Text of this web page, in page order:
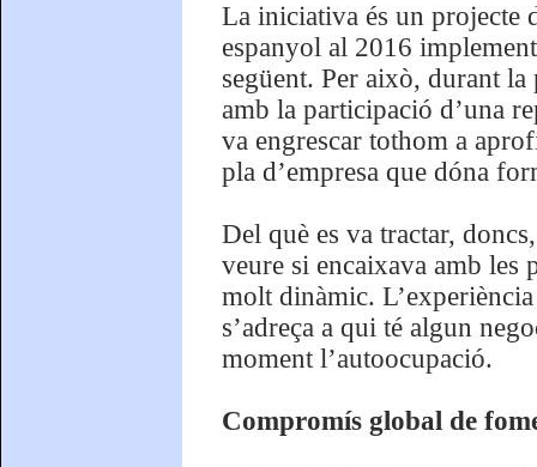
La iniciativa és un projecte
espanyol al 2016
següent. Per això, durant la
amb la participació d’una
va engrescar tothom a
pla d’empresa que dóna
Del què es va tractar,
veure si encaixava amb les
molt dinàmic.
s’adreça a qui té algun
moment l’autoocupació.
Compromís global de